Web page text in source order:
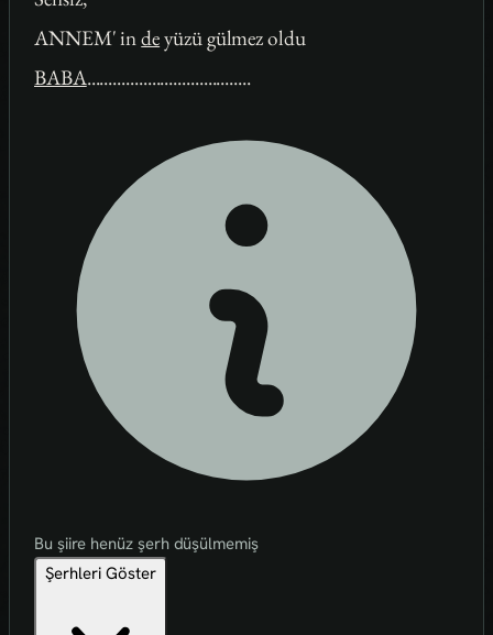
ANNEM' indeyüzü gülmez oldu
BABA......................................
Bu şiire henüz şerh düşülmemiş
Şerhleri Göster